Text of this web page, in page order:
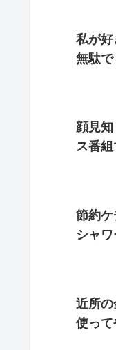
私が
無駄で
顔見
ス番
節約
シャワ
近所
使っ